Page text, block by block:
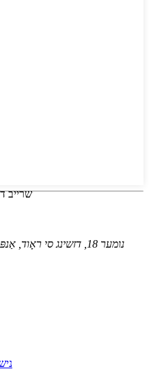
שרייב
נומער 18, דזשינג סי